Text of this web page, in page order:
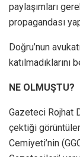
paylaşımları
propagandası
Doğru’nun
NE OLMUŞTU?
Gazeteci Rojhat
çektiği
Cemiyeti’nin